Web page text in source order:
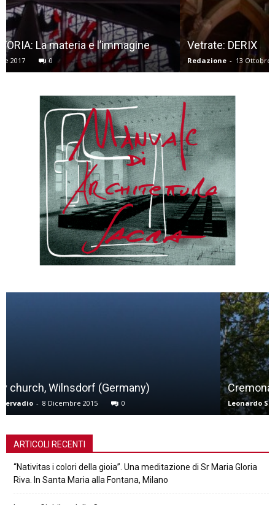
Vetrate: DERIX
Redazione - 13 Ottobre 2017
Cremona, Immacolata Concezione
Leonardo Servadio - 2 Dicembre 2015
ARTICOLI RECENTI
“Nativitas i colori della gioia”. Una meditazione di Sr Maria Gloria
Riva. In Santa Maria alla Fontana, Milano